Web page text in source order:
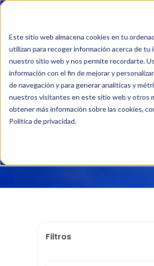
Este sitio web almacena cookies en tu
utilizan para recoger información acerca de tu
nuestro sitio web y nos permite recordarte.
información con el fin de mejorar y
de navegación y para generar analíticas y
nuestros visitantes en este sitio web y otros
obtener más información sobre las cookies,
Política de privacidad.